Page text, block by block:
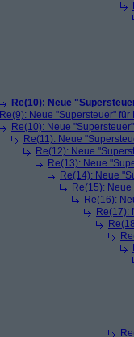
Re(10): Neue
Re(9): Neue "Supersteuer" für
Re(10): Neue
Re(11): Neue
Re(12): Neue
Re(13): Neue
Re(14): Neue
Re(15):
Re(16):
Re(17):